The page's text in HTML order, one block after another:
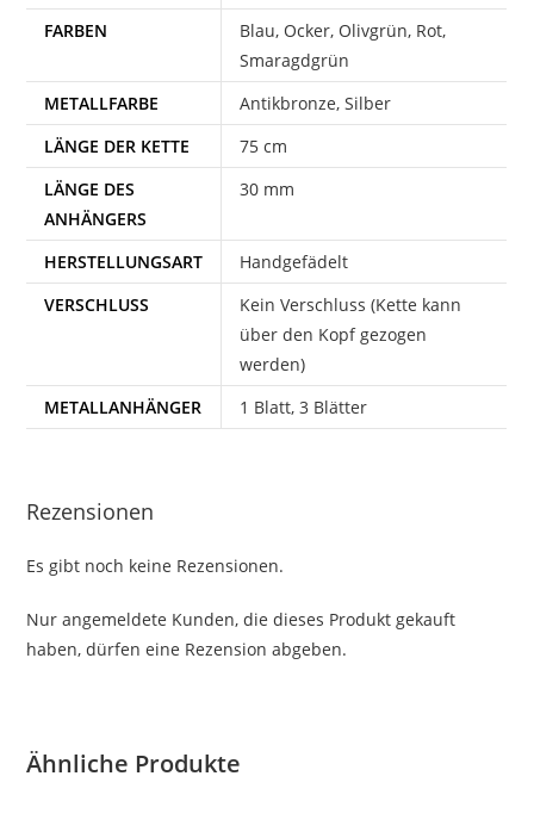
FARBEN
Blau, Ocker, Olivgrün, Rot,
Smaragdgrün
METALLFARBE
Antikbronze, Silber
LÄNGE DER KETTE
75 cm
LÄNGE DES
ANHÄNGERS
30 mm
HERSTELLUNGSART
Handgefädelt
VERSCHLUSS
Kein Verschluss (Kette kann
über den Kopf gezogen
werden)
METALLANHÄNGER
1 Blatt, 3 Blätter
Rezensionen
Es gibt noch keine Rezensionen.
Nur angemeldete Kunden, die dieses Produkt gekauft
haben, dürfen eine Rezension abgeben.
Ähnliche Produkte